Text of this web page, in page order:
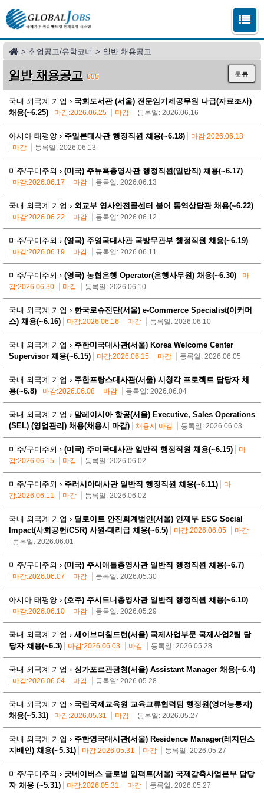
> 취업공고/유학코너 > 일반 채용공고
일반 채용공고 605 분류
국내 외국계 기업 › 국회도서관 (서울) 전문임기제공무원 나급(자료조사)
채용(~6.25)
마감:2026.06.25 마감 등록일: 2026.06.16
아시아 태평양 › 주일본대사관 행정직원 채용(~6.18)
마감:2026.06.18
마감
등록일: 2026.06.13
미주/구미주외 › (미국) 주뉴욕총영사관 행정직원(일반직) 채용(~6.17)
마감:2026.06.17 마감 등록일: 2026.06.13
국내 외국계 기업 › 외교부 영사안전콜센터 불어 통역상담관 채용(~6.22)
마감:2026.06.22 마감 등록일: 2026.06.12
미주/구미주외 › (영국) 주영국대사관 국방무관부 행정직원 채용(~6.19)
마감:2026.06.19 마감 등록일: 2026.06.11
미주/구미주외 › (영국) 농협은행 Operator(은행사무원) 채용(~6.30)
마
감:2026.06.30
마감 등록일: 2026.06.10
국내 외국계 기업 › 한국로슈진단(서울) e-Commerce Specialist(이커머
스) 채용(~6.16)
마감:2026.06.16 마감 등록일: 2026.06.10
국내 외국계 기업 › 주한미국대사관(서울) Korea Welcome Center
Supervisor 채용(~6.15)
마감:2026.06.15 마감 등록일: 2026.06.05
국내 외국계 기업 › 주한프랑스대사관(서울) 시청각 프로젝트 담당자 채
용(~6.8)
마감:2026.06.08 마감 등록일: 2026.06.04
국내 외국계 기업 › 말레이시아 항공(서울) Executive, Sales Operations
(SEL) (영업관리) 채용(채용시 마감)
채용시 마감 등록일: 2026.06.03
미주/구미주외 › (미국) 주미국대사관 일반직 행정직원 채용(~6.15)
마
감:2026.06.15
마감 등록일: 2026.06.02
미주/구미주외 › 주러시아대사관 일반직 행정직원 채용(~6.11)
마
감:2026.06.11
마감 등록일: 2026.06.02
국내 외국계 기업 › 딜로이트 안진회계법인(서울) 인재부 ESG Social
Impact(사회공헌/CSR) 사원-대리급 채용(~6.5)
마감:2026.06.05
마감
등록일: 2026.06.01
미주/구미주외 › (미국) 주시애틀총영사관 일반직 행정직원 채용(~6.7)
마감:2026.06.07 마감 등록일: 2026.05.30
아시아 태평양 › (호주) 주시드니총영사관 일반직 행정직원 채용(~6.10)
마감:2026.06.10 마감 등록일: 2026.05.29
국내 외국계 기업 › 세이브더칠드런(서울) 국제사업부문 국제사업2팀 담
당자 채용(~6.3)
마감:2026.06.03 마감 등록일: 2026.05.28
국내 외국계 기업 › 싱가포르관광청(서울) Assistant Manager 채용(~6.4)
마감:2026.06.04 마감 등록일: 2026.05.28
국내 외국계 기업 › 국립국제교육원 교육교류협력팀 행정원(영어능통자)
채용(~5.31)
마감:2026.05.31 마감 등록일: 2026.05.27
국내 외국계 기업 › 주한영국대시관(서울) Residence Manager(레지던스
지배인) 채용(~5.31)
마감:2026.05.31 마감 등록일: 2026.05.27
미주/구미주외 › 굿네이버스 글로벌 임팩트(서울) 국제감축사업본부 담당
자 채용 (~5.31)
마감:2026.05.31 마감 등록일: 2026.05.27